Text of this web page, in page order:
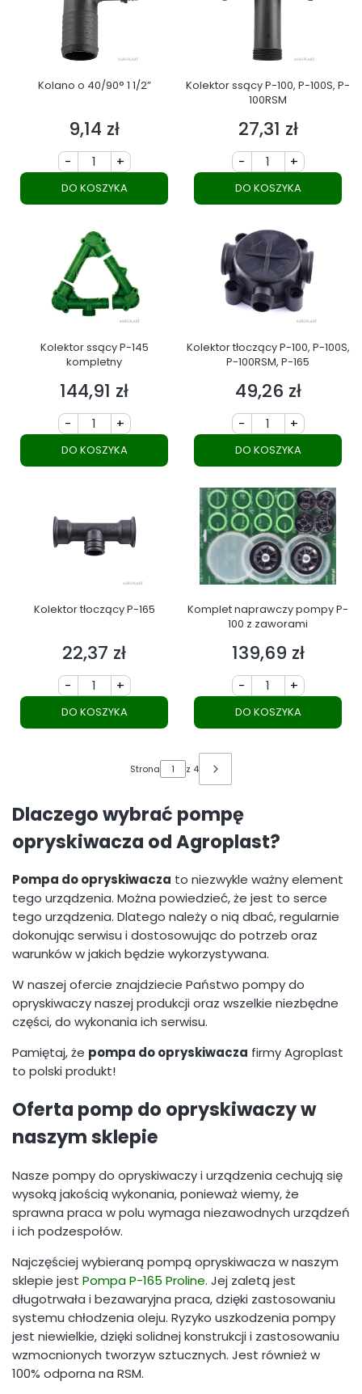
Kolano o 40/90° 1 1/2”
Cena
9,14 zł
- +
DO KOSZYKA
Kolektor ssący P-100, P-100S, P-
100RSM
Cena
27,31 zł
- +
DO KOSZYKA
Kolektor ssący P-145
kompletny
Cena
144,91 zł
- +
DO KOSZYKA
Kolektor tłoczący P-100, P-100S,
P-100RSM, P-165
Cena
49,26 zł
- +
DO KOSZYKA
Kolektor tłoczący P-165
Cena
22,37 zł
- +
DO KOSZYKA
Komplet naprawczy pompy P-
100 z zaworami
Cena
139,69 zł
- +
DO KOSZYKA
Strona z 4
Dlaczego wybrać pompę
opryskiwacza od Agroplast?
Pompa do opryskiwacza to niezwykle ważny element
tego urządzenia. Można powiedzieć, że jest to serce
tego urządzenia. Dlatego należy o nią dbać, regularnie
dokonując serwisu i dostosowując do potrzeb oraz
warunków w jakich będzie wykorzystywana.
W naszej ofercie znajdziecie Państwo pompy do
opryskiwaczy naszej produkcji oraz wszelkie niezbędne
części, do wykonania ich serwisu.
Pamiętaj, że pompa do opryskiwacza firmy Agroplast
to polski produkt!
Oferta pomp do opryskiwaczy w
naszym sklepie
Nasze pompy do opryskiwaczy i urządzenia cechują się
wysoką jakością wykonania, ponieważ wiemy, że
sprawna praca w polu wymaga niezawodnych urządzeń
i ich podzespołów.
Najczęściej wybieraną pompą opryskiwacza w naszym
sklepie jest Pompa P-165 Proline. Jej zaletą jest
długotrwała i bezawaryjna praca, dzięki zastosowaniu
systemu chłodzenia oleju. Ryzyko uszkodzenia pompy
jest niewielkie, dzięki solidnej konstrukcji i zastosowaniu
wzmocnionych tworzyw sztucznych. Jest również w
100% odporna na RSM.